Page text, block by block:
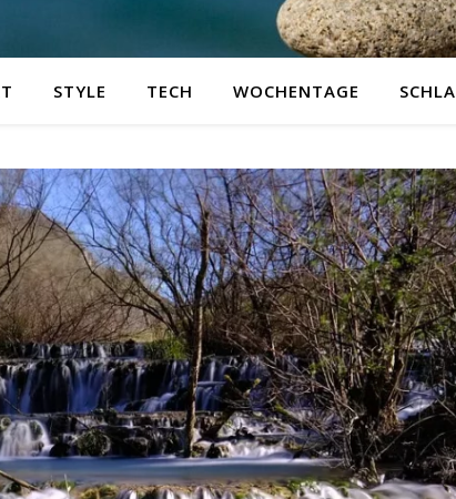
STYLE TECH WOCHENTAGE